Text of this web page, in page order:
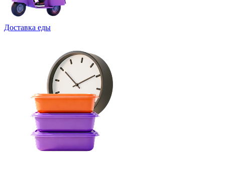
Доставка еды